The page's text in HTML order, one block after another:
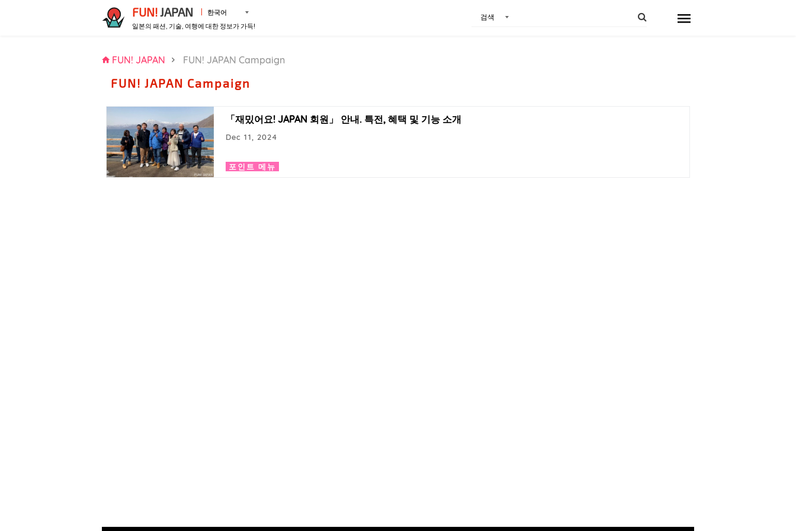
FUN! JAPAN 한국어
일본의 패션, 기술, 여행에 대한 정보가 가득!
검색
FUN! JAPAN FUN! JAPAN Campaign
FUN! JAPAN Campaign
「재밌어요! JAPAN 회원」 안내. 특전, 혜택 및 기능 소개
포인트 메뉴
Dec 11, 2024